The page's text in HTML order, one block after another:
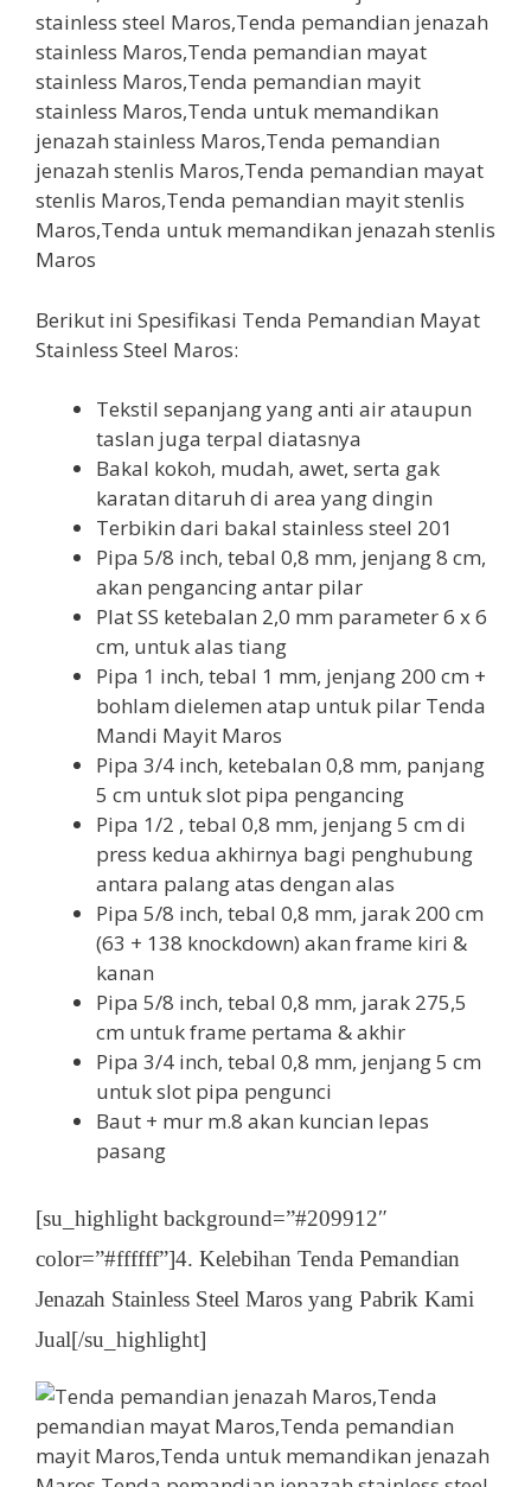
Berikut ini Spesifikasi Tenda Pemandian Mayat
Stainless Steel Maros:
Tekstil sepanjang yang anti air ataupun
taslan juga terpal diatasnya
Bakal kokoh, mudah, awet, serta gak
karatan ditaruh di area yang dingin
Terbikin dari bakal stainless steel 201
Pipa 5/8 inch, tebal 0,8 mm, jenjang 8 cm,
akan pengancing antar pilar
Plat SS ketebalan 2,0 mm parameter 6 x 6
cm, untuk alas tiang
Pipa 1 inch, tebal 1 mm, jenjang 200 cm +
bohlam dielemen atap untuk pilar Tenda
Mandi Mayit Maros
Pipa 3/4 inch, ketebalan 0,8 mm, panjang
5 cm untuk slot pipa pengancing
Pipa 1/2 , tebal 0,8 mm, jenjang 5 cm di
press kedua akhirnya bagi penghubung
antara palang atas dengan alas
Pipa 5/8 inch, tebal 0,8 mm, jarak 200 cm
(63 + 138 knockdown) akan frame kiri &
kanan
Pipa 5/8 inch, tebal 0,8 mm, jarak 275,5
cm untuk frame pertama & akhir
Pipa 3/4 inch, tebal 0,8 mm, jenjang 5 cm
untuk slot pipa pengunci
Baut + mur m.8 akan kuncian lepas
pasang
[su_highlight background=”#209912″
color=”#ffffff”]4. Kelebihan Tenda Pemandian
Jenazah Stainless Steel Maros yang Pabrik Kami
Jual[/su_highlight]